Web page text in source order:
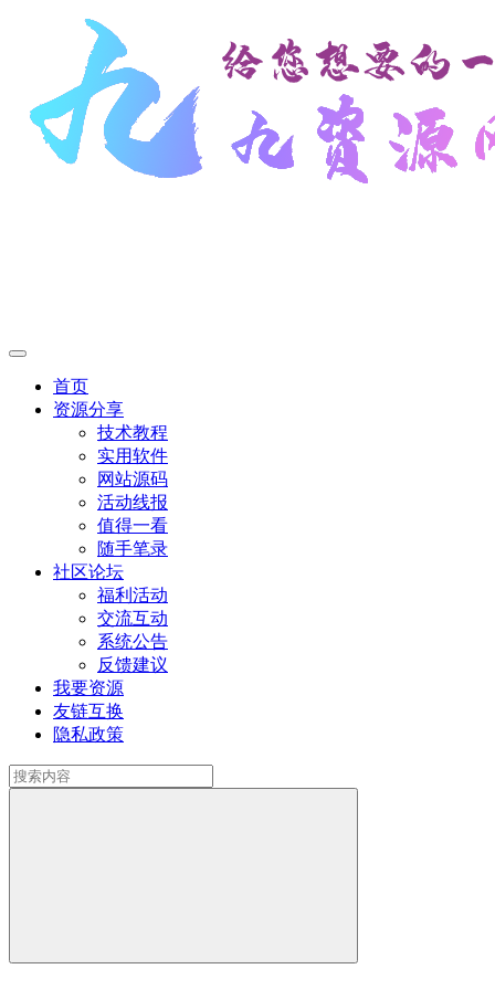
首页
资源分享
技术教程
实用软件
网站源码
活动线报
值得一看
随手笔录
社区论坛
福利活动
交流互动
系统公告
反馈建议
我要资源
友链互换
隐私政策